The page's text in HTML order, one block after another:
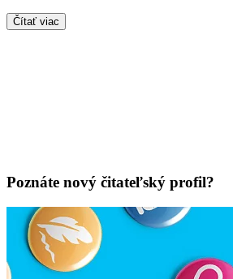
Čítať viac
Poznáte nový čitateľský profil?